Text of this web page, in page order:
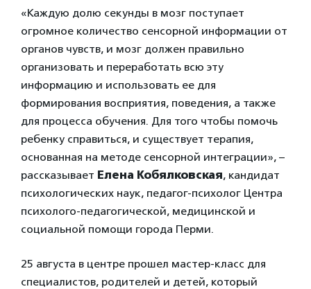
«Каждую долю секунды в мозг поступает
огромное количество сенсорной информации от
органов чувств, и мозг должен правильно
организовать и переработать всю эту
информацию и использовать ее для
формирования восприятия, поведения, а также
для процесса обучения. Для того чтобы помочь
ребенку справиться, и существует терапия,
основанная на методе сенсорной интеграции», –
рассказывает Елена Кобялковская, кандидат
психологических наук, педагог-психолог Центра
психолого-педагогической, медицинской и
социальной помощи города Перми.
25 августа в центре прошел мастер-класс для
специалистов, родителей и детей, который